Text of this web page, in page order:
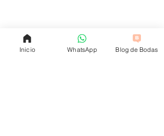
Inicio WhatsApp Blog de Bodas